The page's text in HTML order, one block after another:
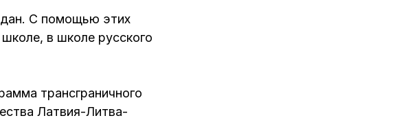
С помощью этих
в школе русского
трансграничного
Латвия-Литва-